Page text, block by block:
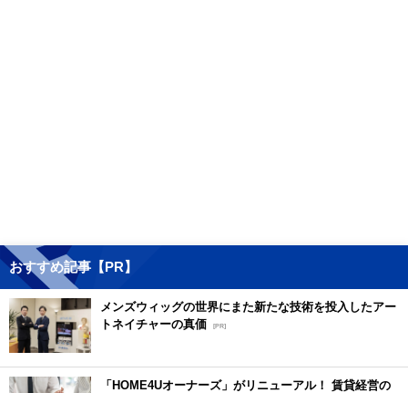
おすすめ記事【PR】
メンズウィッグの世界にまた新たな技術を投入したアー
トネイチャーの真価 [PR]
「HOME4Uオーナーズ」がリニューアル！ 賃貸経営の